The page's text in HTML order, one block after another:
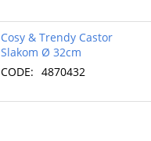
Cosy & Trendy Castor
Slakom Ø 32cm
CODE: 4870432